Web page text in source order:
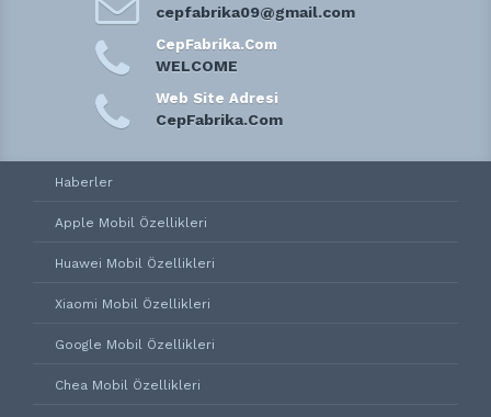
cepfabrika09@gmail.com
CepFabrika.Com
WELCOME
Web Site Adresi
CepFabrika.Com
Haberler
Apple Mobil Özellikleri
Huawei Mobil Özellikleri
Xiaomi Mobil Özellikleri
Google Mobil Özellikleri
Chea Mobil Özellikleri